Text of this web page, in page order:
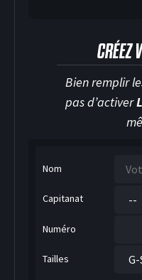
CRÉEZ
Bien remplir
pas d’activer
Nom
Capitanat
Numéro
Tailles